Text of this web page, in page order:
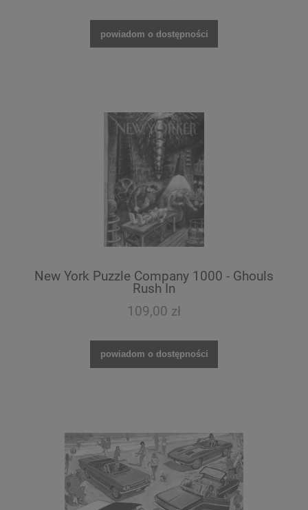
powiadom o dostępności
New York Puzzle Company 1000 - Ghouls
Rush In
109,00 zł
powiadom o dostępności